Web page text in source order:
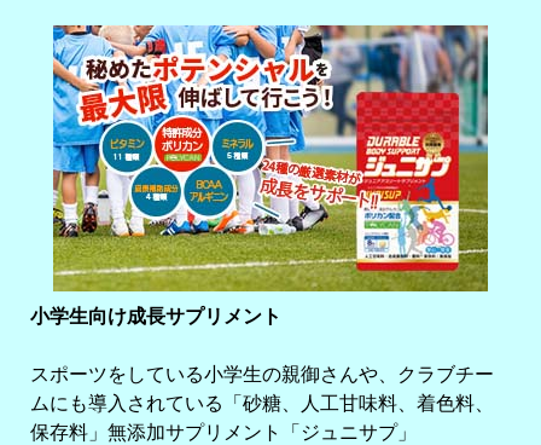
小学生向け成長サプリメント
スポーツをしている小学生の親御さんや、クラブチー
ムにも導入されている「砂糖、人工甘味料、着色料、
保存料」無添加サプリメント「ジュニサプ」